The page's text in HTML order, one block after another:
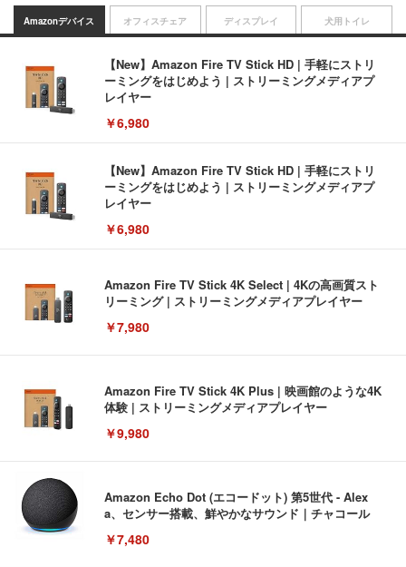
Amazonデバイス
【New】Amazon Fire TV Stick HD | 手軽にストリ
ーミングをはじめよう | ストリーミングメディアプ
レイヤー
￥6,980
【New】Amazon Fire TV Stick HD | 手軽にストリ
ーミングをはじめよう | ストリーミングメディアプ
レイヤー
￥6,980
Amazon Fire TV Stick 4K Select | 4Kの高画質スト
リーミング | ストリーミングメディアプレイヤー
￥7,980
Amazon Fire TV Stick 4K Plus | 映画館のような4K
体験 | ストリーミングメディアプレイヤー
￥9,980
Amazon Echo Dot (エコードット) 第5世代 - Alex
a、センサー搭載、鮮やかなサウンド｜チャコール
￥7,480
オフィスチェア ディスプレイ 犬用トイレ